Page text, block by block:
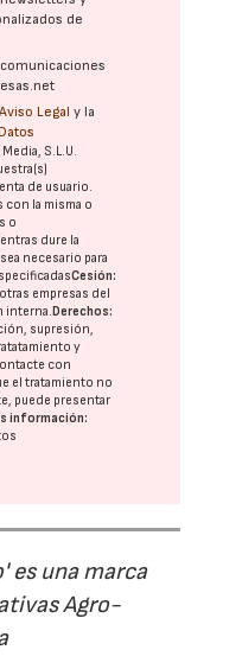
de
Aviso Legal y la
S.L.U.
de usuario.
con la misma o
o
dure la
necesario para
Cesión:
empresas del
interna. Derechos:
supresión,
y
con
el tratamiento no
puede presentar
información:
es una marca
Agro-